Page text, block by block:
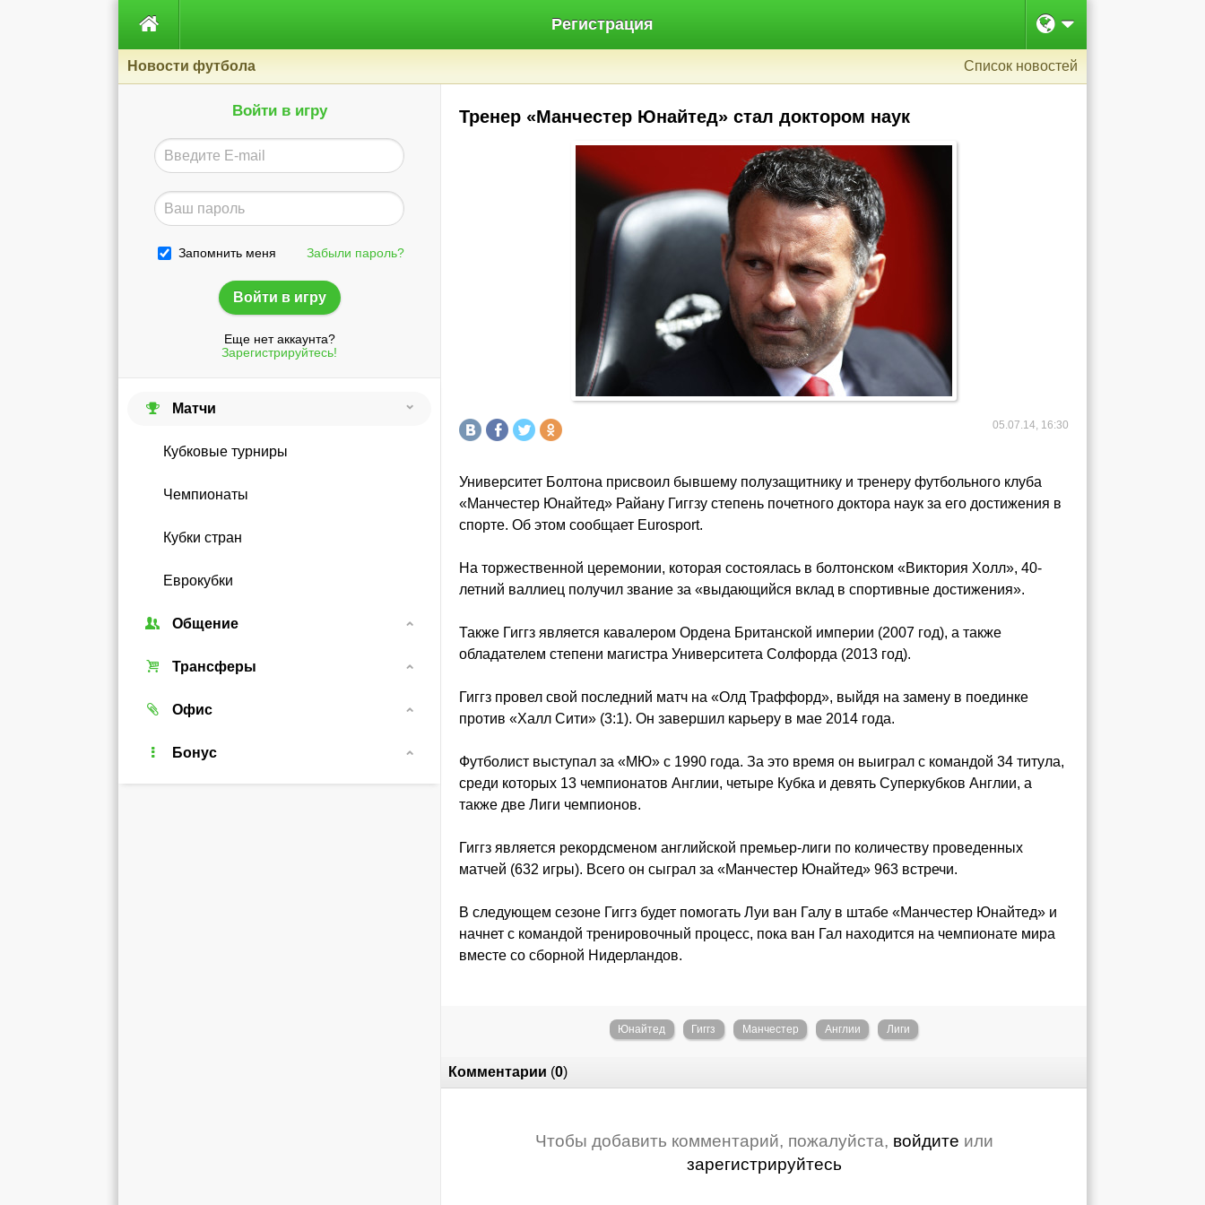
 Регистрация
Новости футбола Список новостей
Войти в игру
Запомнить меня Забыли пароль?
Еще нет аккаунта?
Зарегистрируйтесь!
Матчи
Кубковые турниры
Чемпионаты
Кубки стран
Еврокубки
Общение
Союзы
Форум
Чат
Трансферы
Трансферный рынок
Реальные игроки
Офис
Легенды
Бонус
Тренер «Манчестер Юнайтед» стал доктором наук
05.07.14, 16:30
Университет Болтона присвоил бывшему полузащитнику и тренеру футбольного клуба
«Манчестер Юнайтед» Райану Гиггзу степень почетного доктора наук за его достижения в
спорте. Об этом сообщает Eurosport.
На торжественной церемонии, которая состоялась в болтонском «Виктория Холл», 40-
летний валлиец получил звание за «выдающийся вклад в спортивные достижения».
Также Гиггз является кавалером Ордена Британской империи (2007 год), а также
обладателем степени магистра Университета Солфорда (2013 год).
Гиггз провел свой последний матч на «Олд Траффорд», выйдя на замену в поединке
против «Халл Сити» (3:1). Он завершил карьеру в мае 2014 года.
Футболист выступал за «МЮ» с 1990 года. За это время он выиграл с командой 34 титула,
среди которых 13 чемпионатов Англии, четыре Кубка и девять Суперкубков Англии, а
также две Лиги чемпионов.
Гиггз является рекордсменом английской премьер-лиги по количеству проведенных
матчей (632 игры). Всего он сыграл за «Манчестер Юнайтед» 963 встречи.
В следующем сезоне Гиггз будет помогать Луи ван Галу в штабе «Манчестер Юнайтед» и
начнет с командой тренировочный процесс, пока ван Гал находится на чемпионате мира
вместе со сборной Нидерландов.
Юнайтед Гиггз Манчестер Англии Лиги
Комментарии (0)
Чтобы добавить комментарий, пожалуйста, войдите или
зарегистрируйтесь